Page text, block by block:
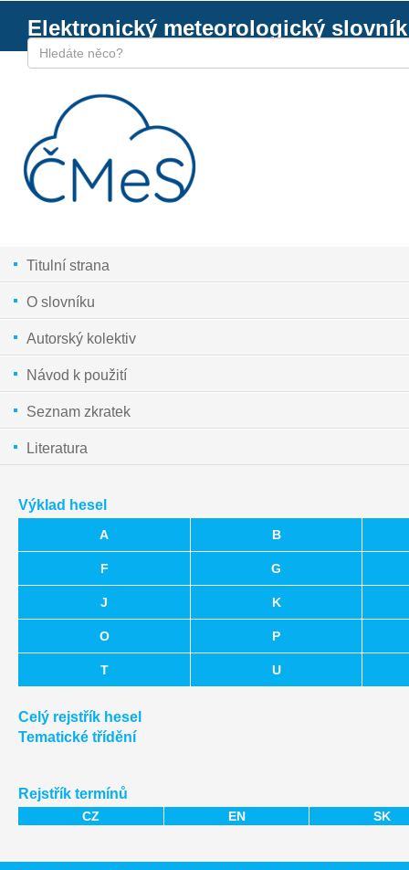
Elektronický meteorologický slovník
Titulní strana
O slovníku
Autorský kolektiv
Návod k použití
Seznam zkratek
Literatura
Výklad hesel
A B
F G
J K
O P
T U
Celý rejstřík hesel
Tematické třídění
Rejstřík termínů
CZ EN SK